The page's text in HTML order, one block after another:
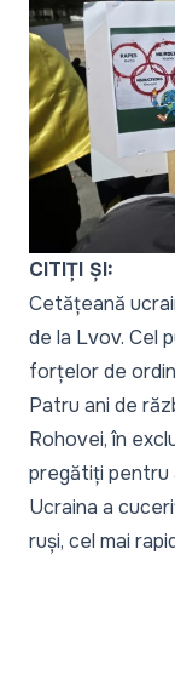
CITIȚI ȘI:
Cetățeană
de la Lvov. Cel
forțelor de
Patru ani de
Rohovei, în
pregătiți pentru
Ucraina a
ruși, cel mai